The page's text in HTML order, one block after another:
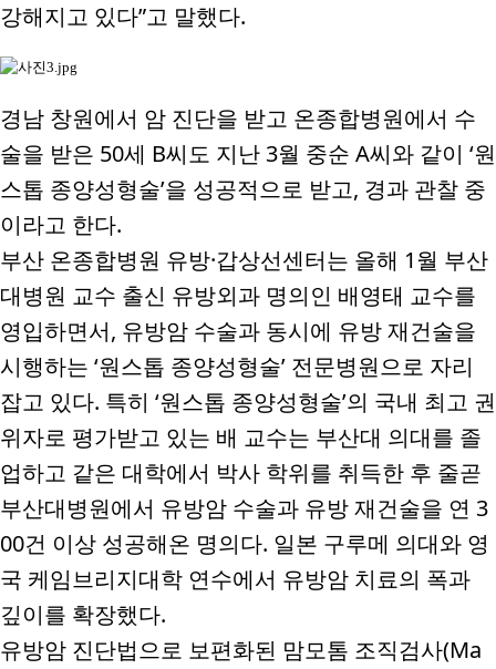
강해지고 있다”고 말했다.
경남 창원에서 암 진단을 받고 온종합병원에서 수
술을 받은 50세 B씨도 지난3월 중순 A씨와 같이 ‘원
스톱 종양성형술’을 성공적으로 받고, 경과 관찰 중
이라고 한다.
부산 온종합병원 유방·갑상선센터는 올해 1월 부산
대병원 교수 출신 유방외과 명의인 배영태 교수를
영입하면서, 유방암 수술과 동시에 유방 재건술을
시행하는 ‘원스톱 종양성형술’ 전문병원으로 자리
잡고 있다. 특히 ‘원스톱 종양성형술’의 국내 최고 권
위자로 평가받고 있는 배 교수는 부산대 의대를 졸
업하고 같은 대학에서 박사 학위를 취득한 후 줄곧
부산대병원에서 유방암 수술과 유방 재건술을 연 3
00건 이상 성공해온 명의다. 일본 구루메 의대와 영
국 케임브리지대학 연수에서 유방암 치료의 폭과
깊이를 확장했다.
유방암 진단법으로 보편화된 맘모톰 조직검사(Ma